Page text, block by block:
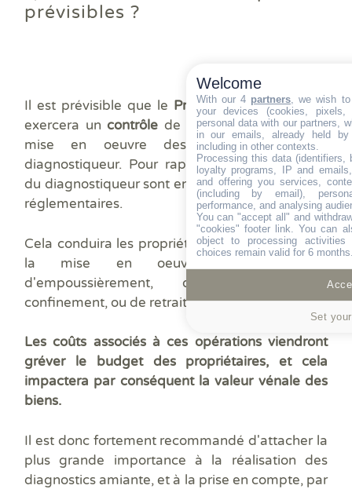
prévisibles ?
Il est prévisible que le Préfet, dûment informé,
exercera un contrôle de la réalité de la bonne
mise en oeuvre des préconisations du
diagnostiqueur. Pour rappel les préconisations
du diagnostiqueur sont encadrées par les textes
réglementaires.
Cela conduira les propriétaires à devoir prouver
la mise en oeuvre des mesures
d'empoussièrement, des travaux de
confinement, ou de retrait de l'amiante.
Les coûts associés à ces opérations viendront
gréver le budget des propriétaires, et cela
impactera par conséquent la valeur vénale des
biens.
Il est donc fortement recommandé d'attacher la
plus grande importance à la réalisation des
diagnostics amiante, et à la prise en compte, par
Welcome
With our 4 partners , we wish
your devices (cookies,
personal data with our partners,
in our emails, already held
including in other contexts.
Processing this data (identifiers,
loyalty programs, IP and
and offering you services,
(including by email),
performance, and analysing
You can "accept all" and
"cookies" footer link . You can
object to processing
choices remain valid for 6
Set